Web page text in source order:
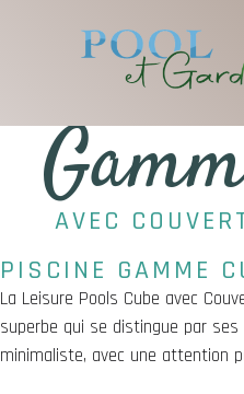
AVEC
PISCINE GAMME
La Leisure Pools Cube avec
superbe qui se distingue par
minimaliste, avec une attention